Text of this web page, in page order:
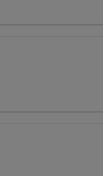
Los mensajes se
todo lo posible
volumen de